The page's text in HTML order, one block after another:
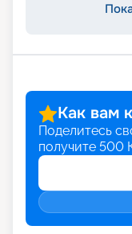
Как вам
Поделитесь
получите 500